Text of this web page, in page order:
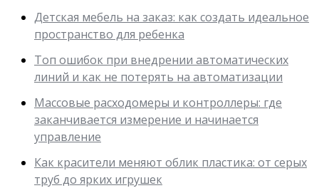
Детская мебель на заказ: как создать идеальное
пространство для ребенка
Топ ошибок при внедрении автоматических
линий и как не потерять на автоматизации
Массовые расходомеры и контроллеры: где
заканчивается измерение и начинается
управление
Как красители меняют облик пластика: от серых
труб до ярких игрушек